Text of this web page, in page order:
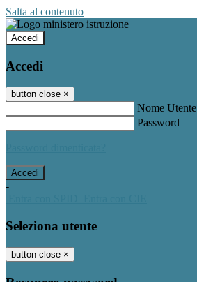
Salta al contenuto
Accedi
Accedi
button close ×
Nome Utente
Password
-
Seleziona utente
button close ×